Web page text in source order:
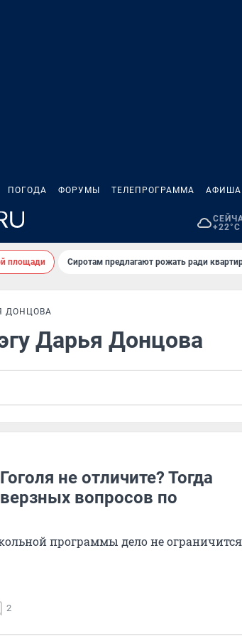
ПОГОДА ФОРУМЫ ТЕЛЕПРОГРАММА АФИША
+22°C
площади Сиротам предлагают рожать ради
ДОНЦОВА
Дарья Донцова
не отличите? Тогда
вопросов по
программы дело не ограничится
2